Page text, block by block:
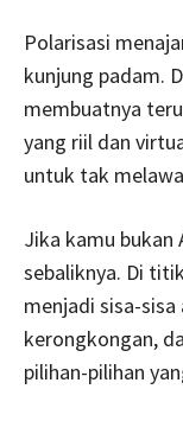
Polarisasi
kunjung padam.
membuatnya
yang riil dan
untuk tak
Jika kamu bukan
sebaliknya. Di
menjadi sisa-
kerongkongan,
pilihan-pilihan